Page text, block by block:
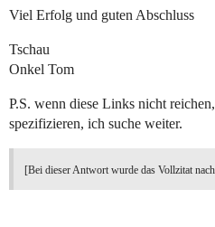
Viel Erfolg und guten Abschluss
Tschau
Onkel Tom
P.S. wenn diese Links nicht
spezifizieren, ich suche weiter.
[Bei dieser Antwort wurde das Vollzitat